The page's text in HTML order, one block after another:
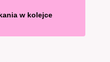
w kolejce